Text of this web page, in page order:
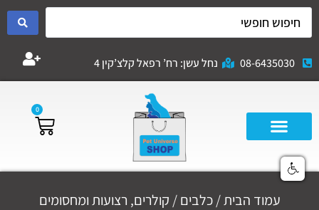
08-6435030 נחל עשן: רח’ רפאל קלצ’קין 4
0
עמוד הבית/כלבים/ קולרים, רצועות ומחסומים